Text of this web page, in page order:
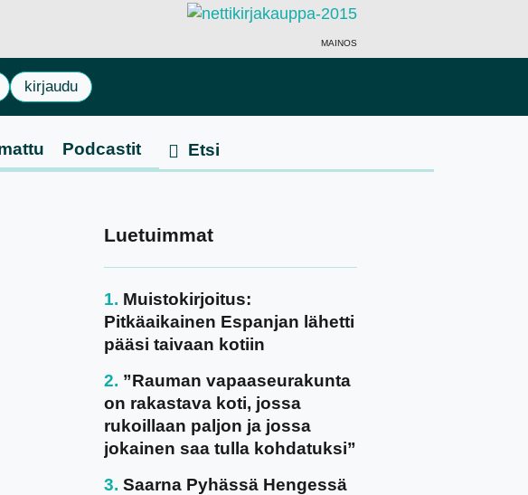
MAINOS
kirjaudu
Podcastit
Luetuimmat
Muistokirjoitus:
Pitkäaikainen Espanjan lähetti
pääsi taivaan kotiin
”Rauman vapaaseurakunta
on rakastava koti, jossa
rukoillaan paljon ja jossa
jokainen saa tulla kohdatuksi”
Saarna Pyhässä Hengessä